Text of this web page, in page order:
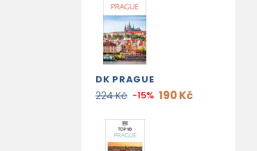
DK PRAGUE
224 Kč -15% 190 Kč